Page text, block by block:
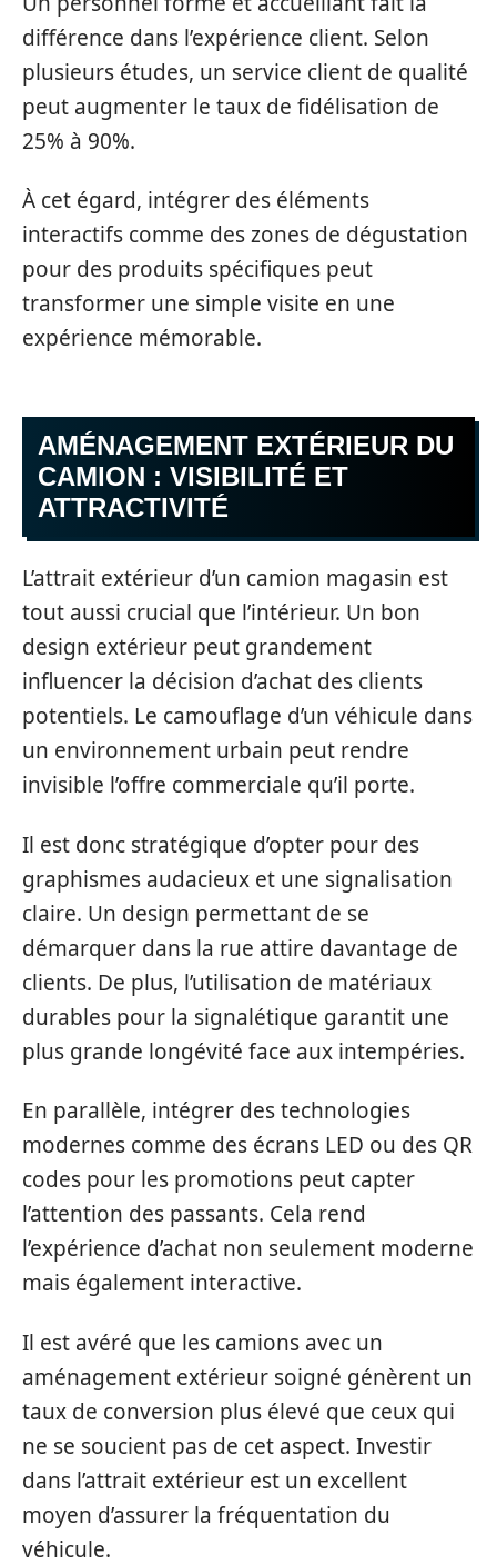
différence dans l’expérience client. Selon
plusieurs études, un service client de qualité
peut augmenter le taux de fidélisation de
25% à 90%.
À cet égard, intégrer des éléments
interactifs comme des zones de dégustation
pour des produits spécifiques peut
transformer une simple visite en une
expérience mémorable.
AMÉNAGEMENT EXTÉRIEUR DU
CAMION : VISIBILITÉ ET
ATTRACTIVITÉ
L’attrait extérieur d’un camion magasin est
tout aussi crucial que l’intérieur. Un bon
design extérieur peut grandement
influencer la décision d’achat des clients
potentiels. Le camouflage d’un véhicule dans
un environnement urbain peut rendre
invisible l’offre commerciale qu’il porte.
Il est donc stratégique d’opter pour des
graphismes audacieux et une signalisation
claire. Un design permettant de se
démarquer dans la rue attire davantage de
clients. De plus, l’utilisation de matériaux
durables pour la signalétique garantit une
plus grande longévité face aux intempéries.
En parallèle, intégrer des technologies
modernes comme des écrans LED ou des QR
codes pour les promotions peut capter
l’attention des passants. Cela rend
l’expérience d’achat non seulement moderne
mais également interactive.
Il est avéré que les camions avec un
aménagement extérieur soigné génèrent un
taux de conversion plus élevé que ceux qui
ne se soucient pas de cet aspect. Investir
dans l’attrait extérieur est un excellent
moyen d’assurer la fréquentation du
véhicule.